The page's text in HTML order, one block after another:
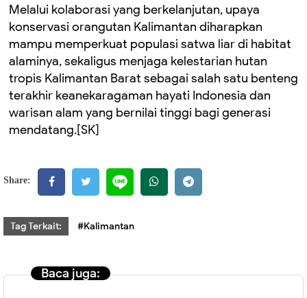
Melalui kolaborasi yang berkelanjutan, upaya
konservasi orangutan Kalimantan diharapkan
mampu memperkuat populasi satwa liar di habitat
alaminya, sekaligus menjaga kelestarian hutan
tropis Kalimantan Barat sebagai salah satu benteng
terakhir keanekaragaman hayati Indonesia dan
warisan alam yang bernilai tinggi bagi generasi
mendatang.[SK]
Share:
Tag Terkait: #Kalimantan
Baca juga: